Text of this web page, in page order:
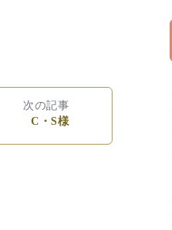
次の記事
C・S様